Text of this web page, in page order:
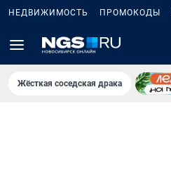
НЕДВИЖИМОСТЬ ПРОМОКОДЫ
Жёсткая соседская драка